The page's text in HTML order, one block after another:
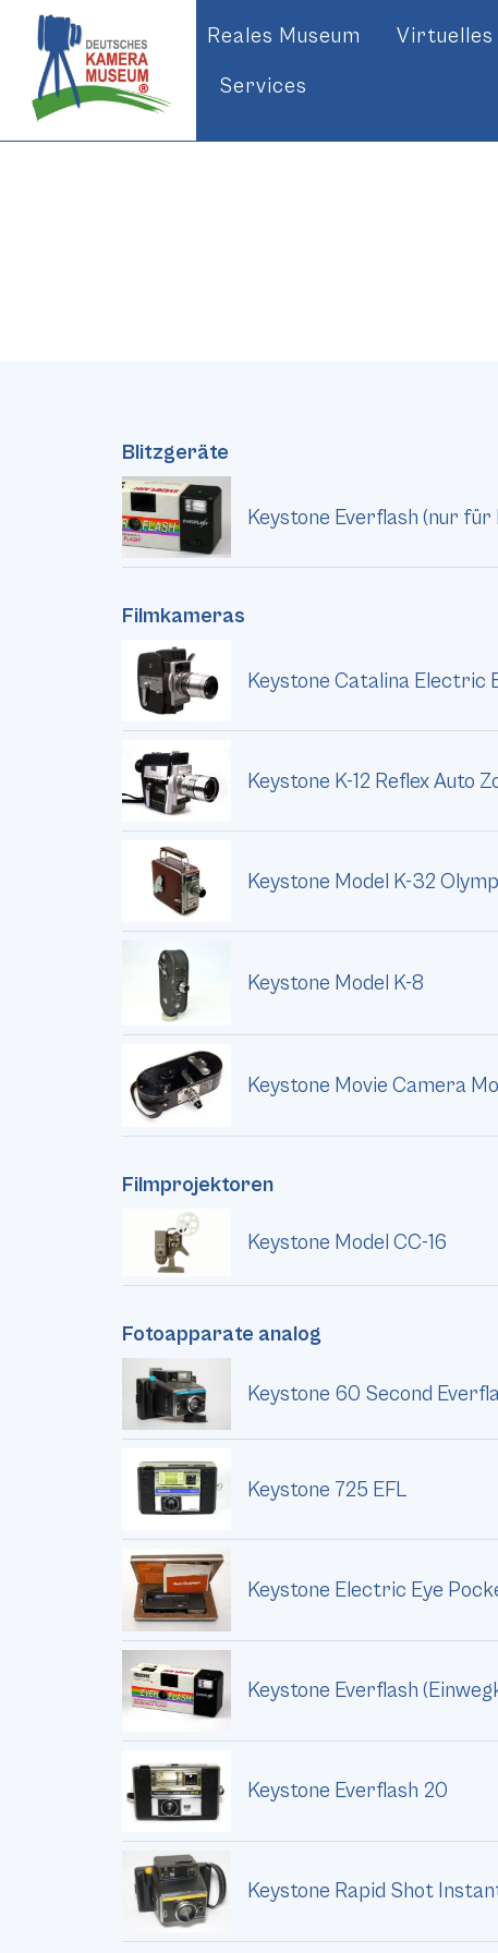
Reales Museum Virtuelles
Services
Blitzgeräte
Keystone Everflash (nur
Filmkameras
Keystone Catalina Electric
Keystone K-12 Reflex Auto
Keystone Model K-32
Keystone Model K-8
Keystone Movie Camera
Filmprojektoren
Keystone Model CC-16
Fotoapparate analog
Keystone 60 Second
Keystone 725 EFL
Keystone Electric Eye
Keystone Everflash
Keystone Everflash 20
Keystone Rapid Shot